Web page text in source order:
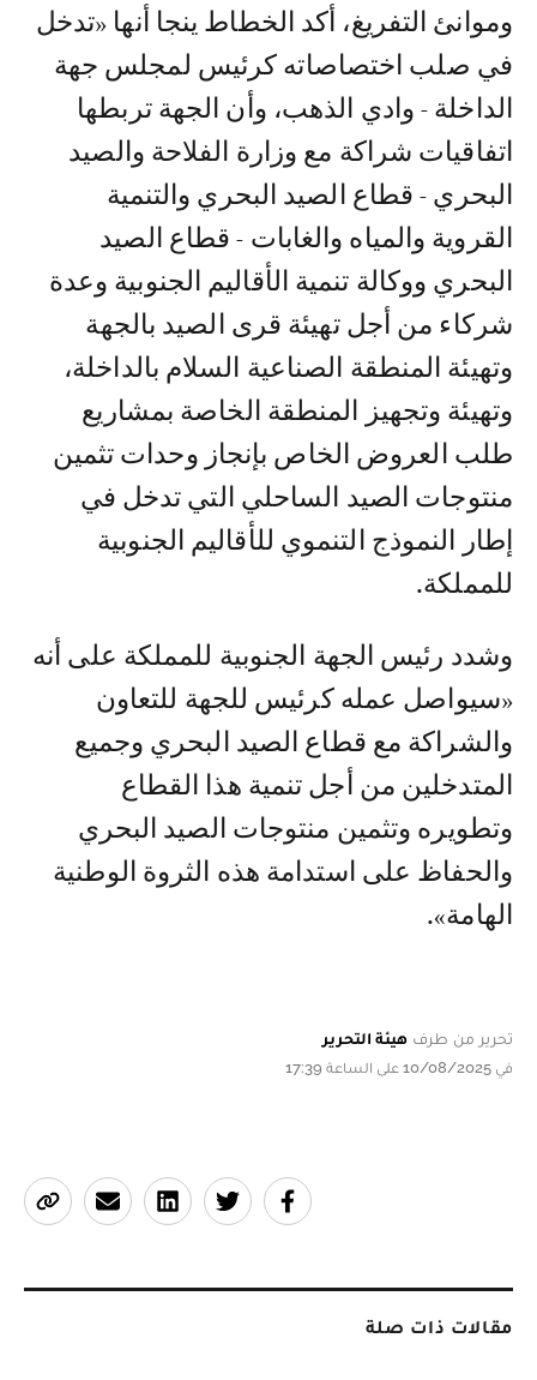
وموانئ التفريغ، أكد الخطاط ينجا أنها «تدخل
في صلب اختصاصاته كرئيس لمجلس جهة
الداخلة - وادي الذهب، وأن الجهة تربطها
اتفاقيات شراكة مع وزارة الفلاحة والصيد
البحري - قطاع الصيد البحري والتنمية
القروية والمياه والغابات - قطاع الصيد
البحري ووكالة تنمية الأقاليم الجنوبية وعدة
شركاء من أجل تهيئة قرى الصيد بالجهة
وتهيئة المنطقة الصناعية السلام بالداخلة،
وتهيئة وتجهيز المنطقة الخاصة بمشاريع
طلب العروض الخاص بإنجاز وحدات تثمين
منتوجات الصيد الساحلي التي تدخل في
إطار النموذج التنموي للأقاليم الجنوبية
للمملكة.
وشدد رئيس الجهة الجنوبية للمملكة على أنه
«سيواصل عمله كرئيس للجهة للتعاون
والشراكة مع قطاع الصيد البحري وجميع
المتدخلين من أجل تنمية هذا القطاع
وتطويره وتثمين منتوجات الصيد البحري
والحفاظ على استدامة هذه الثروة الوطنية
الهامة».
تحرير من طرف هيئة التحرير
في 10/08/2025 على الساعة 17:39
مقالات ذات صلة